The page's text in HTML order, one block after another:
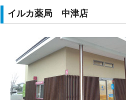
イルカ薬局 中津店